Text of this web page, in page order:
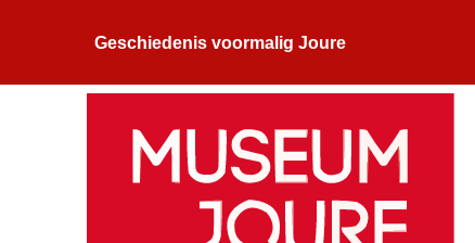
Geschiedenis voormalig Joure